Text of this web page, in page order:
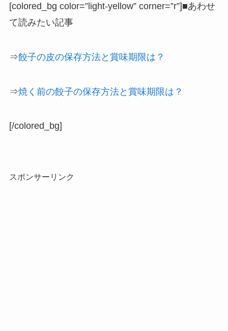
[colored_bg color=”light‐yellow” corner=”r”]■あわせ
て読みたい記事
⇒餃子の皮の保存方法と賞味期限は？
⇒焼く前の餃子の保存方法と賞味期限は？
[/colored_bg]
スポンサーリンク